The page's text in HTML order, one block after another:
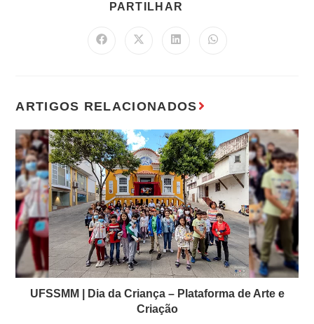
UFSSMM | Dia da Criança – Plataforma de Arte e
Criação